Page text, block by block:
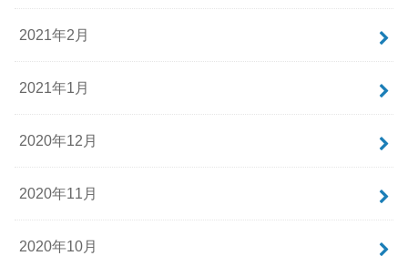
2021年2月
2021年1月
2020年12月
2020年11月
2020年10月